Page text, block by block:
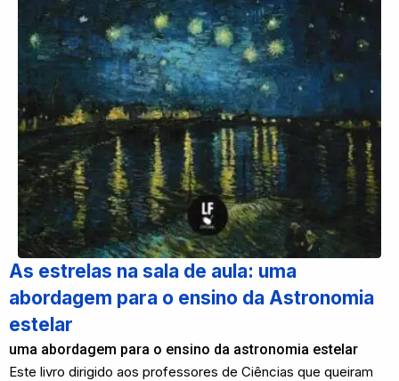
As estrelas na sala de aula: uma
abordagem para o ensino da Astronomia
estelar
uma abordagem para o ensino da astronomia estelar
Este livro dirigido aos professores de Ciências que queiram